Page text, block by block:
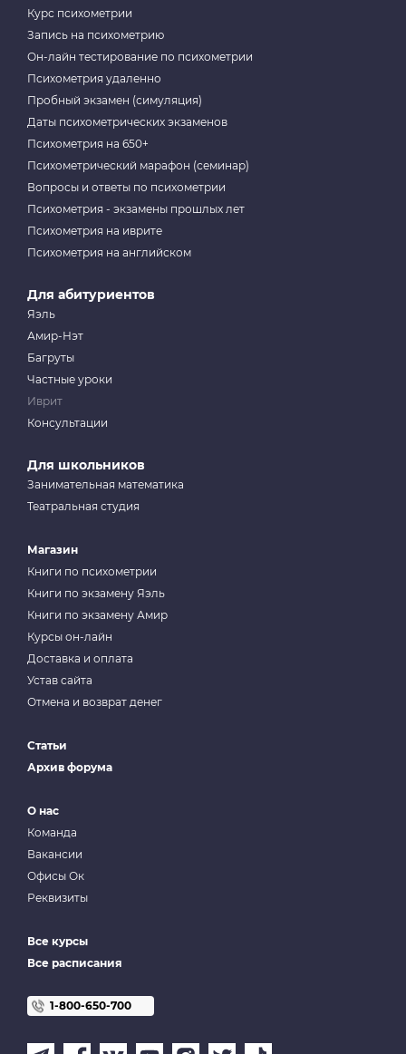
Курс психометрии
Запись на психометрию
Он-лайн тестирование по психометрии
Психометрия удаленно
Пробный экзамен (симуляция)
Даты психометрических экзаменов
Психометрия на 650+
Психометрический марафон (семинар)
Вопросы и ответы по психометрии
Психометрия - экзамены прошлых лет
Психометрия на иврите
Психометрия на английском
Для абитуриентов
Яэль
Амир-Нэт
Багруты
Частные уроки
Иврит
Консультации
Для школьников
Занимательная математика
Театральная студия
Магазин
Книги по психометрии
Книги по экзамену Яэль
Книги по экзамену Амир
Курсы он-лайн
Доставка и оплата
Устав сайта
Отмена и возврат денег
Статьи
Архив форума
О нас
Команда
Вакансии
Офисы Ок
Реквизиты
Все курсы
Все расписания
1-800-650-700